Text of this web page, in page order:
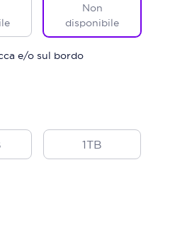
Non
disponibile
e/o sul bordo
1TB